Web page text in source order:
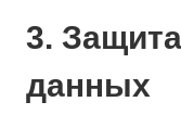
3.
данных